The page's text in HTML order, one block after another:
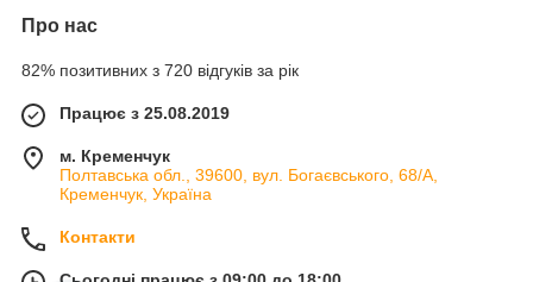
Про нас
82% позитивних з 720 відгуків за рік
Працює з 25.08.2019
м. Кременчук
Полтавська обл., 39600, вул. Богаєвського, 68/А,
Кременчук, Україна
Контакти